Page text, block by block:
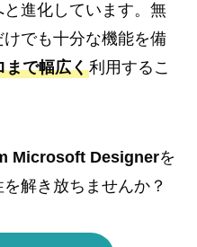
進化しています。無
でも十分な機能を備
まで幅広く利用するこ
Microsoft Designerを
解き放ちませんか？